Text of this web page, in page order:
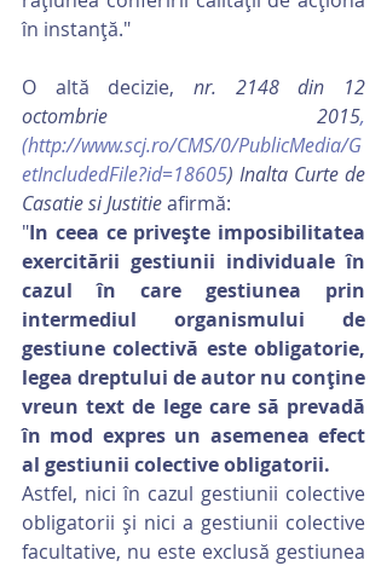
în instanţă."
O altă decizie, nr. 2148 din 12
octombrie 2015,
(http://www.scj.ro/CMS/0/PublicMedia/G
etIncludedFile?id=18605) Inalta Curte de
Casatie si Justitie afirmă:
"In ceea ce priveşte imposibilitatea
exercitării gestiunii individuale în
cazul în care gestiunea prin
intermediul organismului de
gestiune colectivă este obligatorie,
legea dreptului de autor nu conţine
vreun text de lege care să prevadă
în mod expres un asemenea efect
al gestiunii colective obligatorii.
Astfel, nici în cazul gestiunii colective
obligatorii și nici a gestiunii colective
facultative, nu este exclusă gestiunea